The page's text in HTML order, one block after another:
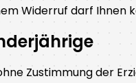
Widerruf darf
Zustimmung der